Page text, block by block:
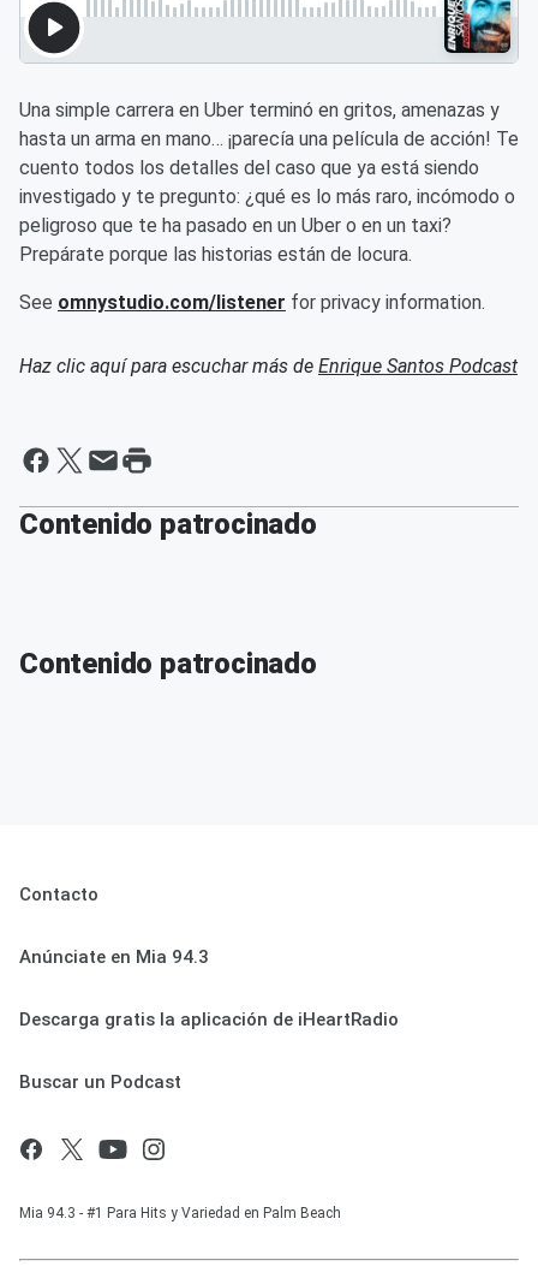
Una simple carrera en Uber terminó en gritos, amenazas y
hasta un arma en mano… ¡parecía una película de acción! Te
cuento todos los detalles del caso que ya está siendo
investigado y te pregunto: ¿qué es lo más raro, incómodo o
peligroso que te ha pasado en un Uber o en un taxi?
Prepárate porque las historias están de locura.
See omnystudio.com/listener for privacy information.
Haz clic aquí para escuchar más de Enrique Santos Podcast
Contenido patrocinado
Contenido patrocinado
Contacto
Anúnciate en Mia 94.3
Descarga gratis la aplicación de iHeartRadio
Buscar un Podcast
Mia 94.3 - #1 Para Hits y Variedad en Palm Beach